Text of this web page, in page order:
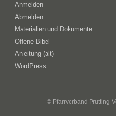
Anmelden
Abmelden
Materialien und Dokumente
Offene Bibel
Anleitung (alt)
WordPress
© Pfarrverband Prutting-